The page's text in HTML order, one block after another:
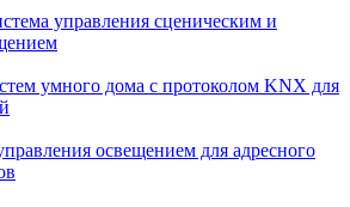
управления сценическим и
умного дома с протоколом KNX для
освещением для адресного